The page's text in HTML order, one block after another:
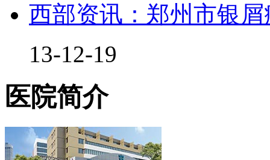
西部资讯：郑州市银
13-12-19
医院简介